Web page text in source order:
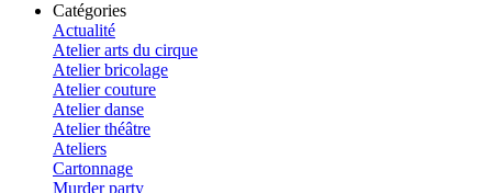
Catégories
Actualité
Atelier arts du cirque
Atelier bricolage
Atelier couture
Atelier danse
Atelier théâtre
Ateliers
Cartonnage
Murder party